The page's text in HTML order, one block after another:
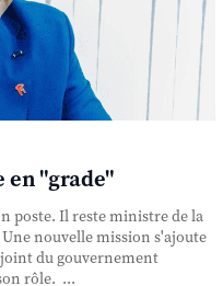
en "grade"
poste. Il reste ministre de la
nouvelle mission s'ajoute
du gouvernement
rôle. ...